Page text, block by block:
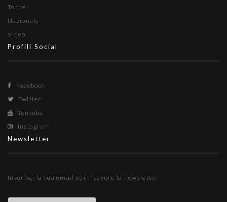
Tornei
Nazionale
Video
Profili Social
Facebook
Twitter
Youtube
Instagram
Newsletter
Inserisci la tua email per ricevere la newsletter